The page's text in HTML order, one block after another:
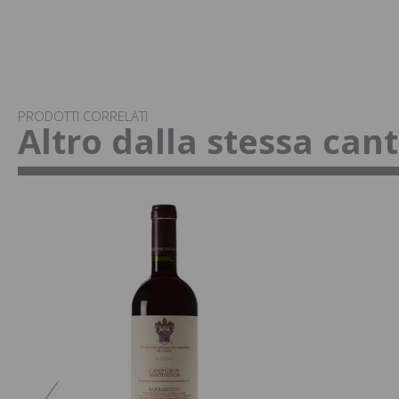
PRODOTTI CORRELATI
Altro dalla stessa